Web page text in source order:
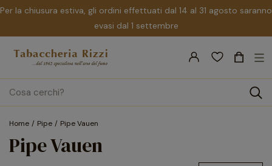
Per la chiusura estiva, gli ordini effettuati dal 14 al 31 agosto saranno
evasi dal 1 settembre
search
☰
Home Pipe Pipe Vauen
Pipe Vauen